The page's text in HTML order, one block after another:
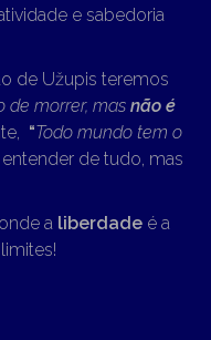
e sabedoria
de Užupis teremos
de morrer, mas não é
“Todo mundo tem o
de tudo, mas
, onde a liberdade é a